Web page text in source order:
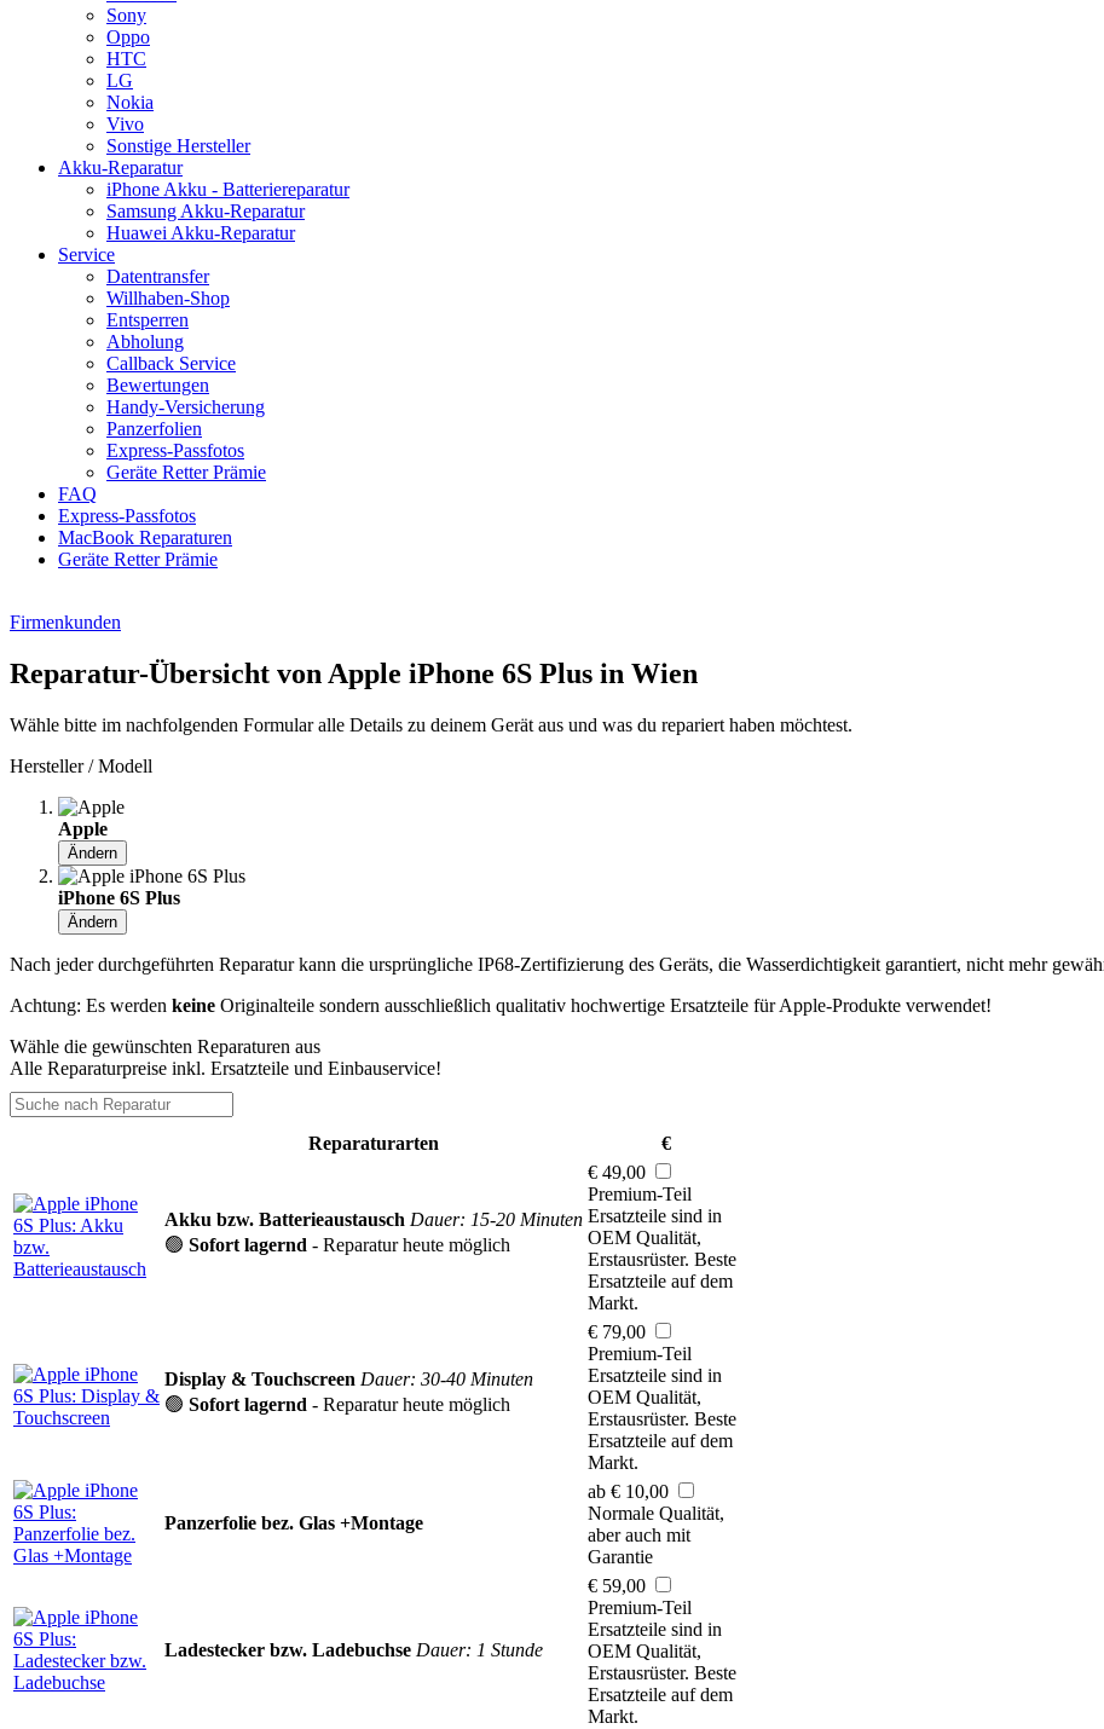
Sony
Oppo
HTC
LG
Nokia
Vivo
Sonstige Hersteller
Akku-Reparatur
iPhone Akku - Batteriereparatur
Samsung Akku-Reparatur
Huawei Akku-Reparatur
Service
Datentransfer
Willhaben-Shop
Entsperren
Abholung
Callback Service
Bewertungen
Handy-Versicherung
Panzerfolien
Express-Passfotos
Geräte Retter Prämie
FAQ
Express-Passfotos
MacBook Reparaturen
Geräte Retter Prämie
Firmenkunden
Reparatur-Übersicht von Apple iPhone 6S Plus in Wien
Wähle bitte im nachfolgenden Formular alle Details zu deinem Gerät aus und was du repariert haben möchtest.
Hersteller / Modell
Apple
Ändern
iPhone 6S Plus
Ändern
Nach jeder durchgeführten Reparatur kann die ursprüngliche IP68-Zertifizierung des Geräts, die Wasserdichtigkeit garantiert, nicht mehr
Achtung: Es werden keine Originalteile sondern ausschließlich qualitativ hochwertige Ersatzteile für Apple-Produkte verwendet!
Wähle die gewünschten Reparaturen aus
Alle Reparaturpreise inkl. Ersatzteile und Einbauservice!
Reparaturarten €
Akku bzw. Batterieaustausch Dauer: 15-20 Minuten
🟢 Sofort lagernd - Reparatur heute möglich
€ 49,00
Premium-Teil
Ersatzteile sind in
OEM Qualität,
Erstausrüster. Beste
Ersatzteile auf dem
Markt.
Display & Touchscreen Dauer: 30-40 Minuten
🟢 Sofort lagernd - Reparatur heute möglich
€ 79,00
Premium-Teil
Ersatzteile sind in
OEM Qualität,
Erstausrüster. Beste
Ersatzteile auf dem
Markt.
Panzerfolie bez. Glas +Montage
ab € 10,00
Normale Qualität,
aber auch mit
Garantie
Ladestecker bzw. Ladebuchse Dauer: 1 Stunde
€ 59,00
Premium-Teil
Ersatzteile sind in
OEM Qualität,
Erstausrüster. Beste
Ersatzteile auf dem
Markt.